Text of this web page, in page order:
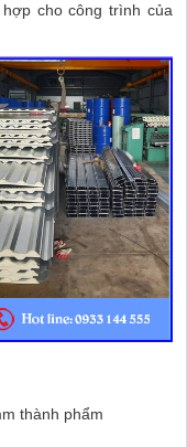
cho công trình của
thành phẩm